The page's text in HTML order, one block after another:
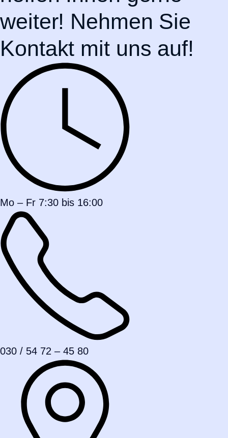
weiter! Nehmen Sie
Kontakt mit uns auf!
Mo – Fr 7:30 bis 16:00
030 / 54 72 – 45 80